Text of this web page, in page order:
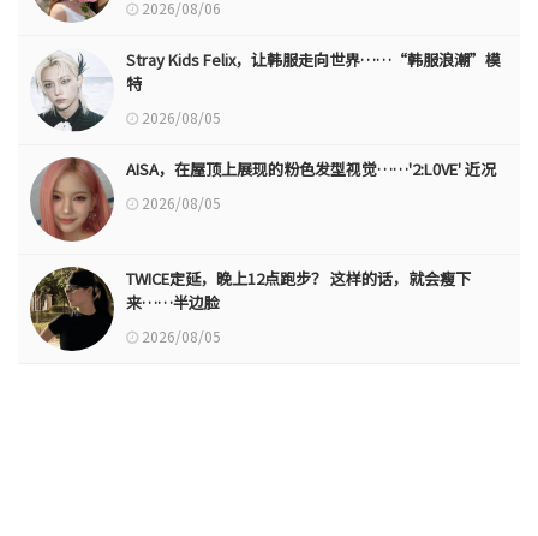
2026/08/06
Stray Kids Felix，让韩服走向世界……“韩服浪潮”模
特
2026/08/05
AISA，在屋顶上展现的粉色发型视觉……'2:L0VE' 近况
2026/08/05
TWICE定延，晚上12点跑步？ 这样的话，就会瘦下
来……半边脸
2026/08/05